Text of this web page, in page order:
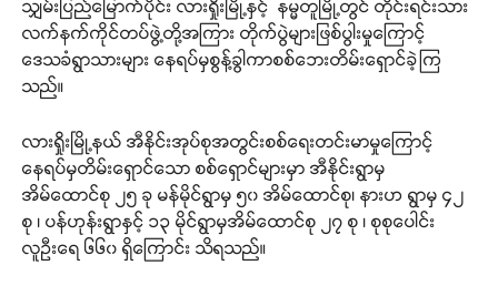
သျှမ်းပြည်မြောက်ပိုင်း လားရှိုးမြို့နှင့် နမ္မတူမြို့တွင် တိုင်းရင်းသား
လက်နက်ကိုင်တပ်ဖွဲ့တို့အကြား တိုက်ပွဲများဖြစ်ပွါးမှုကြောင့်
ဒေသခံရွာသားများ နေရပ်မှစွန့်ခွါကာစစ်ဘေးတိမ်းရှောင်ခဲ့ကြ
သည်။
လားရှိုးမြို့နယ် အီနိုင်းအုပ်စုအတွင်းစစ်ရေးတင်းမာမှုကြောင့်
နေရပ်မှတိမ်းရှောင်သော စစ်ရှောင်များမှာ အီနိုင်းရွာမှ
အိမ်ထောင်စု ၂၅ ခု မန်မိုင်ရွာမှ ၅၀ အိမ်ထောင်စု၊ နားဟ ရွာမှ ၄၂
စု ၊ ပန်ဟုန်းရွာနှင့် ၁၃ မိုင်ရွာမှအိမ်ထောင်စု ၂၇ စု ၊ စုစုပေါင်း
လူဦးရေ ၆၆၀ ရှိကြောင်း သိရသည်။